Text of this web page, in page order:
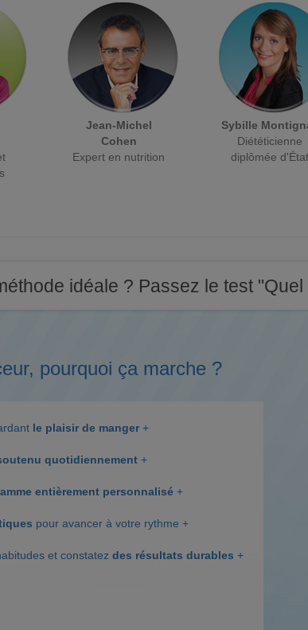
Jean-Michel
Cohen
Expert en nutrition
Sybille
Diététicienne
diplômée d'État
idéale ? Passez le test
pourquoi ça marche ?
le plaisir de manger +
quotidiennement +
entièrement personnalisé +
pour avancer à votre rythme +
et constatez des résultats durables +